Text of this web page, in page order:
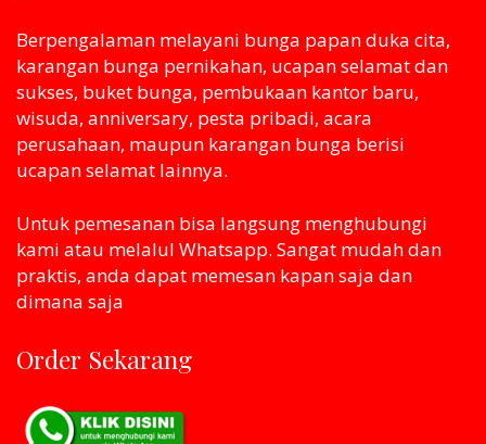
Berpengalaman melayani bunga papan duka cita,
karangan bunga pernikahan, ucapan selamat dan
sukses, buket bunga, pembukaan kantor baru,
wisuda, anniversary, pesta pribadi, acara
perusahaan, maupun karangan bunga berisi
ucapan selamat lainnya.
Untuk pemesanan bisa langsung menghubungi
kami atau melaluI Whatsapp. Sangat mudah dan
praktis, anda dapat memesan kapan saja dan
dimana saja
Order Sekarang